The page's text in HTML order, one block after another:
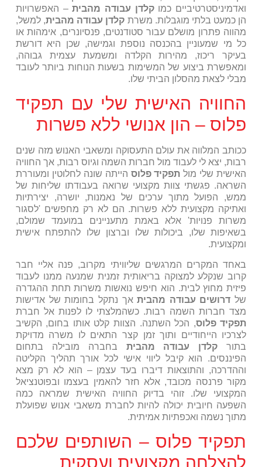
ואדמיניסטרטיביים כמוקלדן עבודה מהבית– האפשרויות
הן כמעט בלתי מוגבלות. משרת קלדן עבודה מהבית, למשל,
מהווה פתרון מושלם עבור סטודנטים, פנסיונרים, אימהות או
כל מי שמעוניין בהכנסה נוספת וגמישה, שכן היא דורשת
בעיקר ריכוז, מהירות הקלדה ומשמעת עצמית גבוהה,
ומאפשרת ביצוע של המשימות בשעות הנוחות ביותר לעובד
מבלי לצאת מהסלון הביתי שלו.
החוויה האישית שלי עם תפקיד
פלוס – הון אנושי ללא פשרות
ככותב המלווה את עולם התעסוקה ומשאבי האנוש מזה שנים
רבות, יצא לי לעבוד מול חברות השמה וגיוס רבות, אך החוויה
האישית שלי מול תפקיד פלוס הייתה שונה לחלוטין ומעוררת
השראה. פגשתי צוות מקצועי שרואה בעבודתו שליחות של
ממש, הפועל מתוך ערכים של נאמנות, יושרה, יצירתיות
ואתיקה מקצועית ללא פשרות. הם לא רק מחפשים 'לסגור
משרות פנויות' אלא באמת מתעניינים במועמד שמולם,
בשאיפות שלו, ביכולות שלו וברצון שלו להתפתח אישית
ומקצועית.
באחד המקרים המרגשים שליוויתי מקרוב, פנה אליי חבר
קרוב שנקלע למצוקה בריאותית זמנית שמנעה ממנו לעבוד
פיזית מחוץ לבית. הוא חיפש נואשות משרות תחת ההגדרה
של דרושים עבודה מהביתאך נתקל בחומות של אדישות
מצד חברות השמה רבות. כשהמלצתי לו לפנות אל חברת
תפקיד פלוס, הכל השתנה. הצוות קלט אותו בחום, הקשיב
לצרכיו הייחודיים ותוך זמן קצר התאים לו משרה מדויקת
בתור קלדן עבודה מהבית בחברה מובילה בתחום
הפיננסים. הוא קיבל ליווי אישי לכל אורך תהליך הקליטה
וההדרכה, והתוצאות דיברו בעד עצמן – הוא לא רק מצא
מקור פרנסה מכובד, אלא חזר להאמין בעצמו ובפוטנציאל
המקצועי שלו. זוהי בדיוק החוויה האישית שמראה כמה
השפעה חיובית יכולה להיות לחברת משאבי אנוש שפועלת
מתוך נשמה ואכפתיות אמיתית.
תפקיד פלוס – השותפים שלכם
להצלחה מקצועית ועסקית